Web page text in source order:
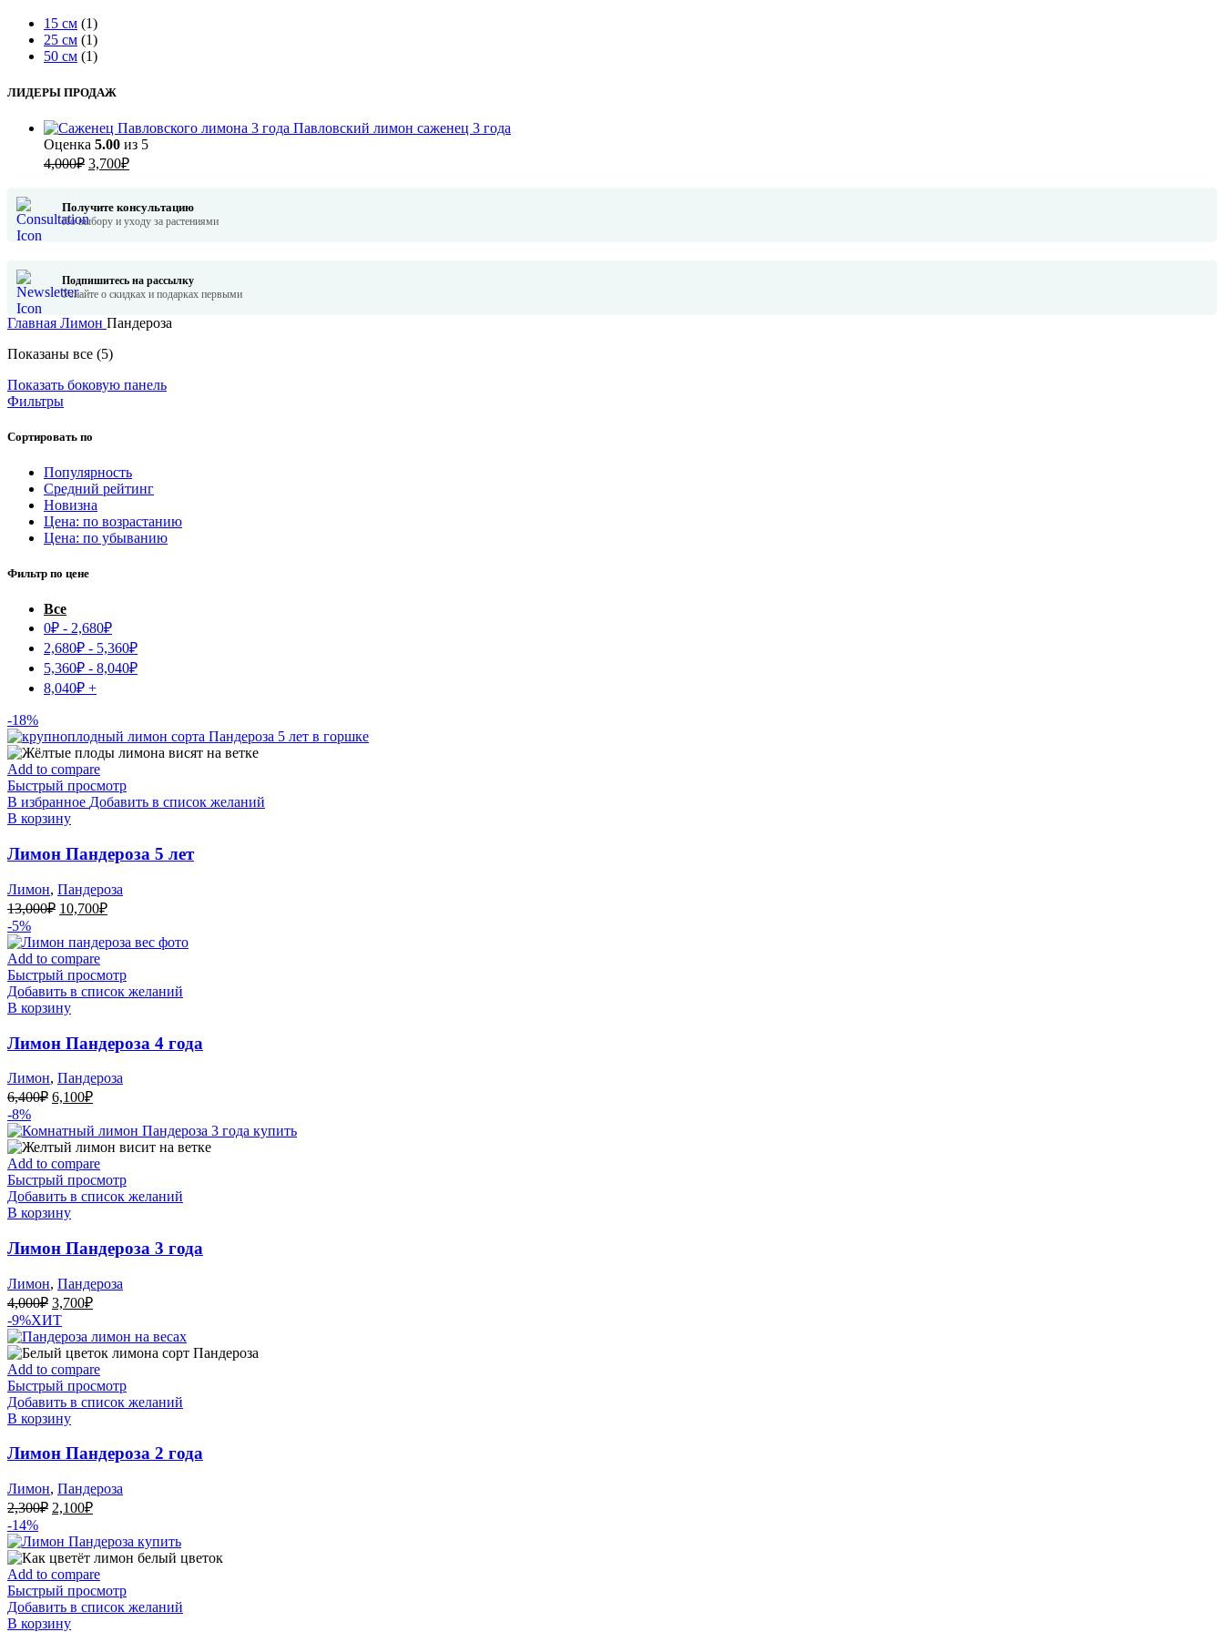
15 см (1)
25 см (1)
50 см (1)
ЛИДЕРЫ ПРОДАЖ
Павловский лимон саженец 3 года
Оценка 5.00 из 5
4,000₽ Первоначальная
4,000₽.
3,700₽Текущая
Получите консультацию
По выбору и уходу за растениями
Подпишитесь на рассылку
Узнайте о скидках и подарках первыми
Главная Лимон Пандероза
Показаны все (5)Сортировка:
рейтингу
Показать боковую панель
Фильтры
Сортировать по
Популярность
Средний рейтинг
Новизна
Цена: по возрастанию
Цена: по убыванию
Фильтр по цене
Все
0₽ - 2,680₽
2,680₽ - 5,360₽
5,360₽ - 8,040₽
8,040₽ +
-18%
Add to compare
Быстрый просмотр
В избранное Добавить в список желаний
В корзину
Лимон Пандероза 5 лет
Лимон, Пандероза
13,000₽ Первоначальная
составляла
13,000₽.
10,700₽Текущая
10,700₽.
-5%
Add to compare
Быстрый просмотр
Добавить в список желаний
В корзину
Лимон Пандероза 4 года
Лимон, Пандероза
6,400₽ Первоначальная
составляла
6,400₽.
6,100₽Текущая
6,100₽.
-8%
Add to compare
Быстрый просмотр
Добавить в список желаний
В корзину
Лимон Пандероза 3 года
Лимон, Пандероза
4,000₽ Первоначальная
цена
составляла
4,000₽.
3,700₽Текущая
3,700₽.
-9%ХИТ
Add to compare
Быстрый просмотр
Добавить в список желаний
В корзину
Лимон Пандероза 2 года
Лимон, Пандероза
2,300₽ Первоначальная
составляла
2,300₽.
2,100₽Текущая
2,100₽.
-14%
Add to compare
Быстрый просмотр
Добавить в список желаний
В корзину